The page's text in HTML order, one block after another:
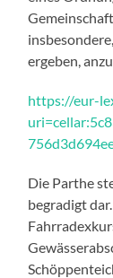
ergeben,
https://eur-
Die Parthe
begradigt